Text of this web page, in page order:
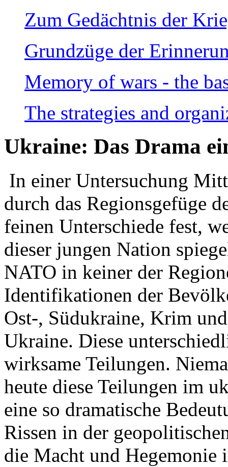
Zum Gedächtnis der
Grundzüge der
Memory of wars - the
The strategies and
Ukraine: Das Drama
In einer Untersuchung
durch das Regionsgefüge
feinen Unterschiede fest,
dieser jungen Nation
NATO in keiner der
Identifikationen der
Ost-, Südukraine, Krim
Ukraine. Diese
wirksame Teilungen.
heute diese Teilungen im
eine so dramatische
Rissen in der
die Macht und Hegemonie